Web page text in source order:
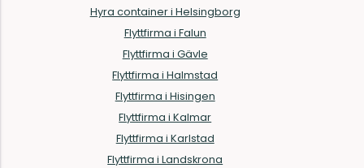
Hyra container i Helsingborg
Flyttfirma i Falun
Flyttfirma i Gävle
Flyttfirma i Halmstad
Flyttfirma i Hisingen
Flyttfirma i Kalmar
Flyttfirma i Karlstad
Flyttfirma i Landskrona